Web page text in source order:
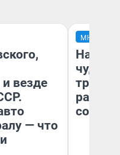
везде
— что
МНЕНИЕ
чудом